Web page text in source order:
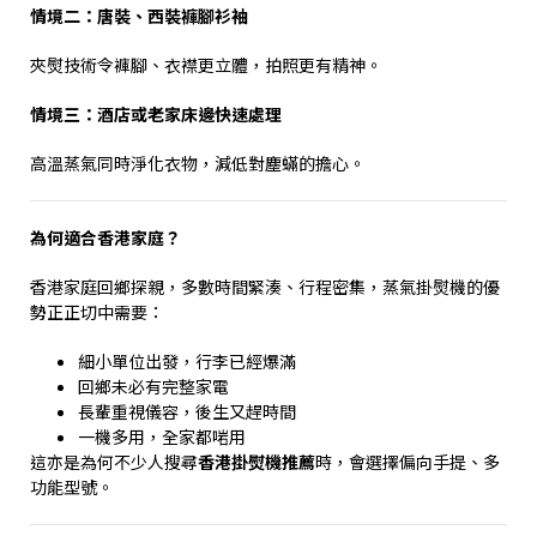
情境二：唐裝、西裝褲腳衫袖
夾熨技術令褲腳、衣襟更立體，拍照更有精神。
情境三：酒店或老家床邊快速處理
高溫蒸氣同時淨化衣物，減低對塵蟎的擔心。
為何適合香港家庭？
香港家庭回鄉探親，多數時間緊湊、行程密集，蒸氣掛熨機的優
勢正正切中需要：
細小單位出發，行李已經爆滿
回鄉未必有完整家電
長輩重視儀容，後生又趕時間
一機多用，全家都啱用
這亦是為何不少人搜尋香港掛熨機推薦時，會選擇偏向手提、多
功能型號。